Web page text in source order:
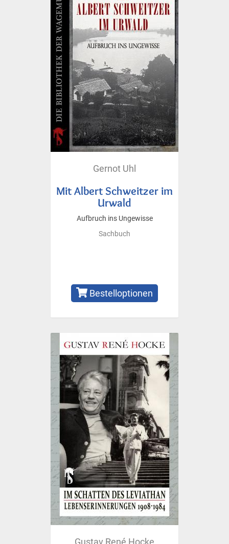
Gernot Uhl
Mit Albert Schweitzer im
Urwald
Aufbruch ins Ungewisse
Sachbuch
Bestelloptionen
Gustav René Hocke